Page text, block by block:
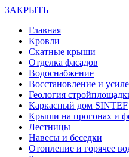
ЗАКРЫТЬ
Главная
Кровли
Скатные крыши
Отделка фасадов
Водоснабжение
Восстановление и
Геология
Каркасный дом SINTEF
Крыши на прогонах и
Лестницы
Навесы и беседки
Отопление и горячее